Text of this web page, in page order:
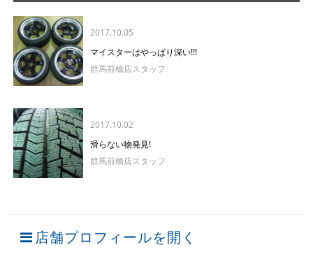
2017.10.05
マイスターはやっぱり深い!!!
群馬前橋店スタッフ
2017.10.02
滑らない物発見!
群馬前橋店スタッフ
店舗プロフィールを開く